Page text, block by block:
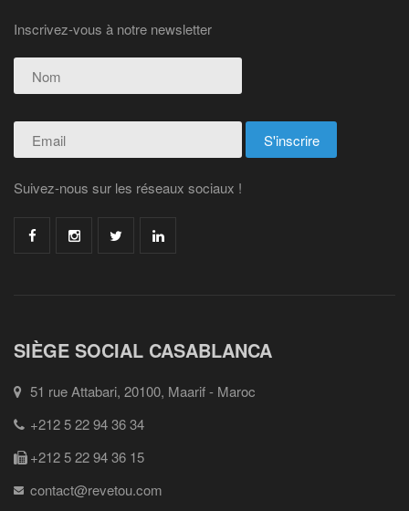
Inscrivez-vous à notre newsletter
Suivez-nous sur les réseaux sociaux !
SIÈGE SOCIAL CASABLANCA
51 rue Attabari, 20100, Maarif - Maroc
+212 5 22 94 36 34
+212 5 22 94 36 15
contact@revetou.com